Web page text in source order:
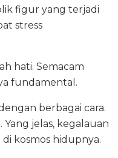
figur yang terjadi
stress
hati. Semacam
fundamental.
berbagai cara.
jelas, kegalauan
kosmos hidupnya.